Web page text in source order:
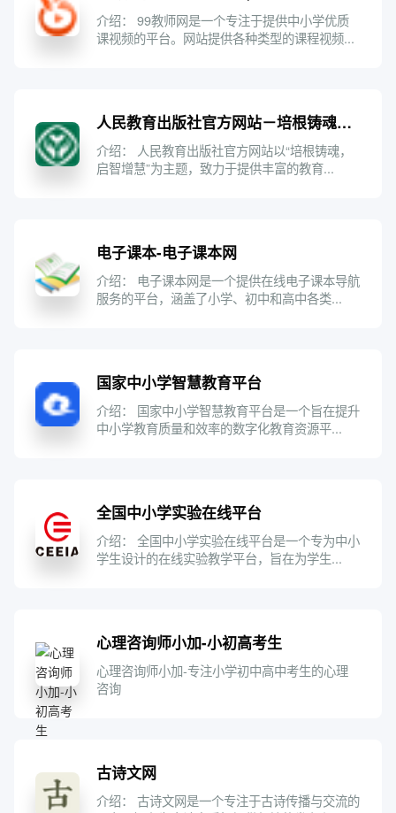
介绍： 99教师网是一个专注于提供中小学优质
课视频的平台。网站提供各种类型的课程视频...
人民教育出版社官方网站－培根铸魂 启智增慧
介绍： 人民教育出版社官方网站以“培根铸魂，
启智增慧”为主题，致力于提供丰富的教育...
电子课本-电子课本网
介绍： 电子课本网是一个提供在线电子课本导航
服务的平台，涵盖了小学、初中和高中各类...
国家中小学智慧教育平台
介绍： 国家中小学智慧教育平台是一个旨在提升
中小学教育质量和效率的数字化教育资源平...
全国中小学实验在线平台
介绍： 全国中小学实验在线平台是一个专为中小
学生设计的在线实验教学平台，旨在为学生...
心理咨询师小加-小初高考生
心理咨询师小加-专注小学初中高中考生的心理
咨询
古诗文网
介绍： 古诗文网是一个专注于古诗传播与交流的